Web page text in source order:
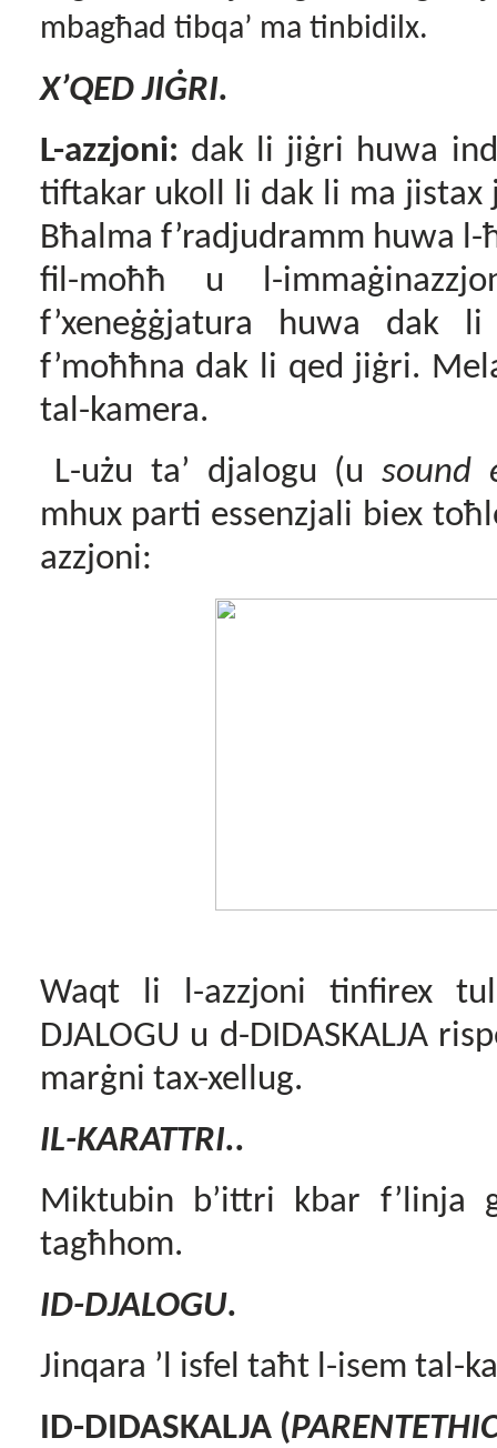
mbagħad tibqa’ ma tinbidilx.
X’QED JIĠRI.
L-azzjoni: dak li jiġri huwa
tiftakar ukoll li dak li ma jistax
Bħalma f’radjudramm huwa
fil-moħħ u l-
f’xeneġġjatura huwa dak
f’moħħna dak li qed jiġri.
tal-kamera.
L-użu ta’ djalogu (usound
mhux parti essenzjali biex
azzjoni:
Waqt li l-azzjoni tinfirex tul
DJALOGU u d-DIDASKALJA
marġni tax-xellug.
IL-KARATTRI..
Miktubin b’ittri kbar f’linja
tagħhom.
ID-DJALOGU.
Jinqara ’l isfel taħt l-isem tal-
ID-DIDASKALJA (